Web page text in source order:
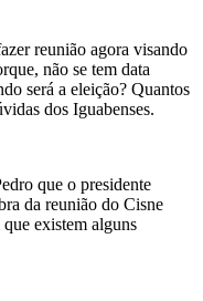
reunião agora visando
não se tem data
será a eleição? Quantos
dos Iguabenses.
que o presidente
da reunião do Cisne
existem alguns